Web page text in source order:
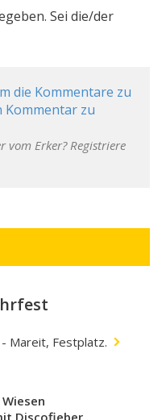
Sei die/der
die Kommentare zu
Kommentar zu
vom Erker? Registriere
- Mareit, Festplatz.
Discofieber